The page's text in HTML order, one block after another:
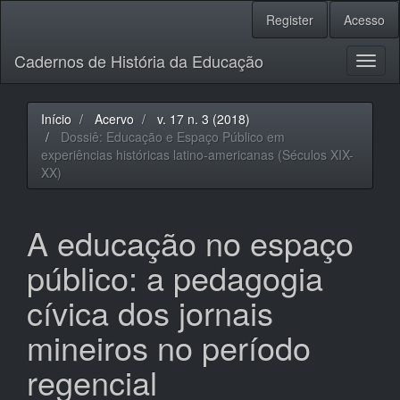
principal
Barra
Lateral
Register Acesso
Cadernos de História da Educação
Início Acervo
v. 17 n. 3 (2018)
Dossiê: Educação e Espaço Público em
experiências históricas latino-americanas (Séculos XIX-
XX)
A educação no espaço
público: a pedagogia
cívica dos jornais
mineiros no período
regencial